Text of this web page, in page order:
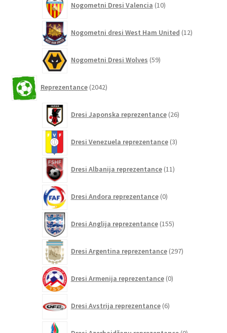
Nogometni Dresi Valencia 10izdelkov
Nogometni dresi West Ham United 12izdelkov
Nogometni Dresi Wolves 59izdelkov
Reprezentance 2042izdelkov
Dresi Japonska reprezentance 26izdelkov
Dresi Venezuela reprezentance 3izdelki
Dresi Albanija reprezentance 11izdelkov
Dresi Andora reprezentance 0izdelkov
Dresi Anglija reprezentance 155izdelkov
Dresi Argentina reprezentance 297izdelkov
Dresi Armenija reprezentance 0izdelkov
Dresi Avstrija reprezentance 6izdelkov